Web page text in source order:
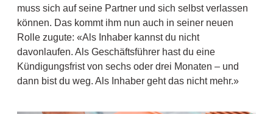
muss sich auf seine Partner und sich selbst verlassen
können. Das kommt ihm nun auch in seiner neuen
Rolle zugute: «Als Inhaber kannst du nicht
davonlaufen. Als Geschäftsführer hast du eine
Kündigungsfrist von sechs oder drei Monaten – und
dann bist du weg. Als Inhaber geht das nicht mehr.»